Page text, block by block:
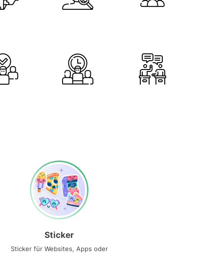
Sticker
Sticker für Websites, Apps oder